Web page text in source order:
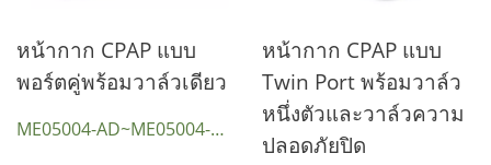
หน้ากาก CPAP แบบ
พอร์ตคู่พร้อมวาล์วเดียว
ME05004-AD~ME05004-
หน้ากาก CPAP แบบ
Twin Port พร้อมวาล์ว
หนึ่งตัวและวาล์วความ
ปลอดภัยปิด